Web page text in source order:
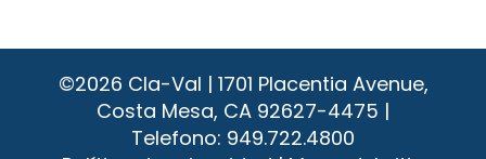
©2026 Cla-Val | 1701 Placentia Avenue,
Costa Mesa, CA 92627-4475 |
Telefono: 949.722.4800